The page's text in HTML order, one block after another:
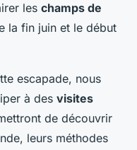
les champs de
la fin juin et le début
escapade, nous
à des visites
de découvrir
leurs méthodes